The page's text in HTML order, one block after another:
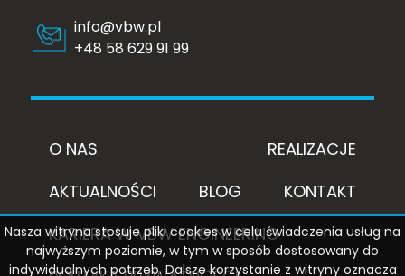
Nasza witryna stosuje pliki cookies w celu świadczenia usług na
najwyższym poziomie, w tym w sposób dostosowany do
indywidualnych potrzeb. Dalsze korzystanie z witryny oznacza
info@vbw.pl
+48 58 629 91 99
O NAS
REALIZACJE
AKTUALNOŚCI
BLOG
KONTAKT
KARIERA W VBW ENGINEERING